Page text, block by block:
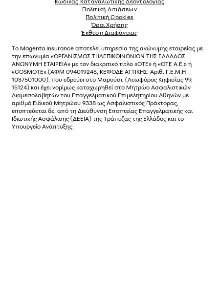
Πολιτική Αιτιάσεων
Πολιτική Cookies
Όροι Χρήσης
Έκθεση Διαφάνειας
Το Magenta Insurance αποτελεί υπηρεσία της ανώνυµης εταιρείας µε
την επωνυµία «ΟΡΓΑΝΙΣΜΟΣ ΤΗΛΕΠΙΚΟΙΝΩΝΙΩΝ ΤΗΣ ΕΛΛΑΔΟΣ
ΑΝΩΝΥΜΗ ΕΤΑΙΡΕΙΑ» µε τον διακριτικό τίτλο «OTE» ή «ΟΤΕ Α.Ε.» ή
«COSMOTE» (ΑΦΜ 094019245, ΚΕΦΟΔΕ ΑΤΤΙΚΗΣ, Αριθ. Γ.Ε.Μ.Η
1037501000), που εδρεύει στο Μαρούσι, (Λεωφόρος Κηφισίας 99,
15124) και έχει νοµίµως καταχωρηθεί στο Μητρώο Ασφαλιστικών
Διαµεσολαβητών του Επαγγελµατικού Επιµελητηρίου Αθηνών µε
αριθµό Ειδικού Μητρώου 9338 ως Ασφαλιστικός Πράκτορας,
εποπτεύεται δε, από τη Διεύθυνση Εποπτείας Επαγγελματικής και
Ιδιωτικής Ασφάλισης (ΔΕΕΙΑ) της Τράπεζας της Ελλάδος και το
Υπουργείο Ανάπτυξης.